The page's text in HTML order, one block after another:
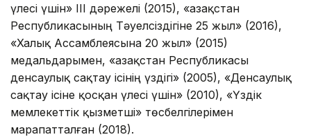
үлесі үшін» III дәрежелі (2015), «Қазақстан
Республикасының Тәуелсіздігіне 25 жыл» (2016),
«Халық Ассамблеясына 20 жыл» (2015)
медальдарымен, «Қазақстан Республикасы
денсаулық сақтау ісінің үздігі» (2005), «Денсаулық
сақтау ісіне қосқан үлесі үшін» (2010), «Үздік
мемлекеттік қызметші» төсбелгілерімен
марапатталған (2018).